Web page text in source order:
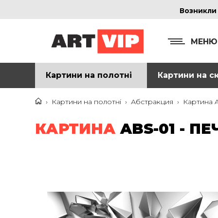
МЕНЮ
Картини на полотні Картини на
› Картини на полотні › Абстракция › Картина
КАРТИНА ABS-01 -
м.